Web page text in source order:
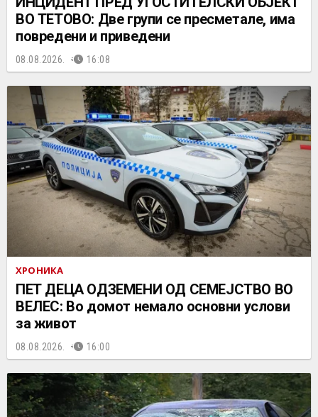
ВО ТЕТОВО: Две групи се пресметале, има
повредени и приведени
08.08.2026. 16:08
ХРОНИКА
ПЕТ ДЕЦА ОДЗЕМЕНИ ОД СЕМЕЈСТВО ВО
ВЕЛЕС: Во домот немало основни услови
за живот
08.08.2026. 16:00